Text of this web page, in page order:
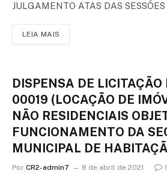
JULGAMENTO ATAS DAS
LEIA MAIS
DISPENSA DE
00019 (LOCAÇÃO DE
NÃO RESIDENCIAIS
FUNCIONAMENTO DA
MUNICIPAL DE
Por CR2-admin7 8 de abril de 2021